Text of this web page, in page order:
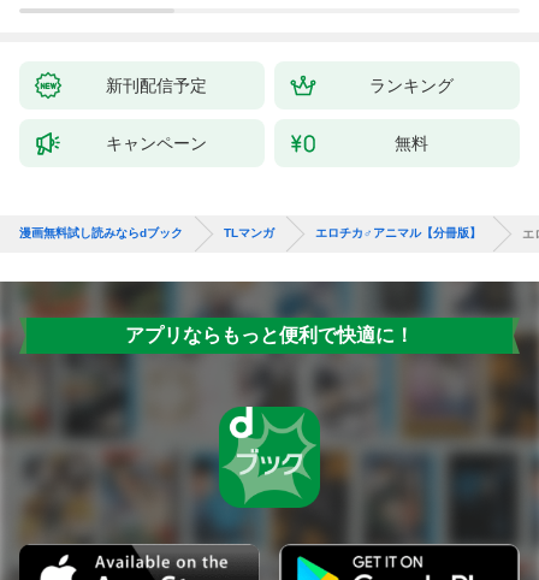
新刊配信予定 ランキング
キャンペーン 無料
漫画無料試し読みならdブック TLマンガ エロチカ♂アニマル【分冊版】 エ
アプリならもっと便利で快適に！